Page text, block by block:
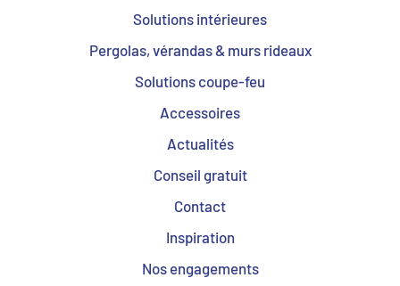
Solutions intérieures
Pergolas, vérandas & murs rideaux
Solutions coupe-feu
Accessoires
Actualités
Conseil gratuit
Contact
Inspiration
Nos engagements